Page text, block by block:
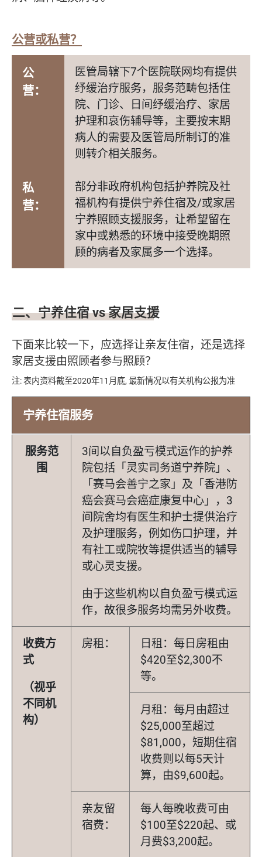
公营或私营？
公
营：
医管局辖下7个医院联网均有提供
纾缓治疗服务，服务范畴包括住
院、门诊、日间纾缓治疗、家居
护理和哀伤辅导等，主要按末期
病人的需要及医管局所制订的准
则转介相关服务。
私
营：
部分非政府机构包括护养院及社
福机构有提供宁养住宿及/或家居
宁养照顾支援服务，让希望留在
家中或熟悉的环境中接受晚期照
顾的病者及家属多一个选择。
二、宁养住宿 vs 家居支援
下面来比较一下，应选择让亲友住宿，还是选择
家居支援由照顾者参与照顾？
注: 表内资料截至2020年11月底, 最新情况以有关机构公报为准
宁养住宿服务
服务范
围
3间以自负盈亏模式运作的护养
院包括「灵实司务道宁养院」、
「赛马会善宁之家」及「香港防
癌会赛马会癌症康复中心」，3
间院舍均有医生和护士提供治疗
及护理服务，例如伤口护理，并
有社工或院牧等提供适当的辅导
或心灵支援。
由于这些机构以自负盈亏模式运
作，故很多服务均需另外收费。
收费方
式
（视乎
不同机
构）
房租：
日租：每日房租由
$420至$2,300不
等。
月租：每月由超过
$25,000至超过
$81,000，短期住宿
收费则以每5天计
算，由$9,600起。
亲友留
宿费：
每人每晚收费可由
$100至$220起、或
月费$3,200起。